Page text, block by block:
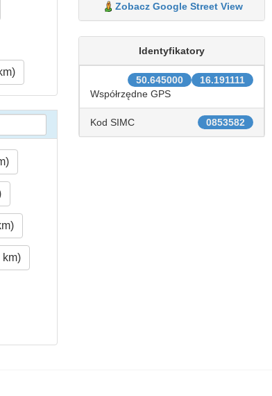
km)
Zobacz Google Street View
Identyfikatory
16.191111
50.645000
Współrzędne GPS
0853582
Kod SIMC